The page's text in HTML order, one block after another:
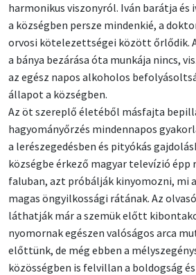
harmonikus viszonyról. Iván barátja és
a községben persze mindenkié, a
orvosi kötelezettségei között őrlődik.
a bánya bezárása óta munkája nincs,
az egész napos alkoholos
állapot a községben.
Az öt szereplő életéből másfajta
hagyományőrzés mindennapos
a lerészegedésben és pityókás
községbe érkező magyar televízió
faluban, azt próbálják kinyomozni, mi
magas öngyilkossági rátának. Az
láthatják már a szemük előtt
nyomornak egészen valóságos arca
előttünk, de még ebben a
közösségben is felvillan a boldogság